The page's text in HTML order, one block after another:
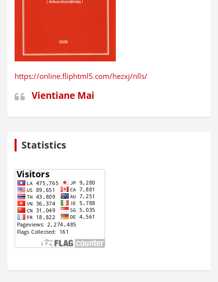
https://online.fliphtml5.com/hezxj/nlls/
Vientiane Mai
Statistics